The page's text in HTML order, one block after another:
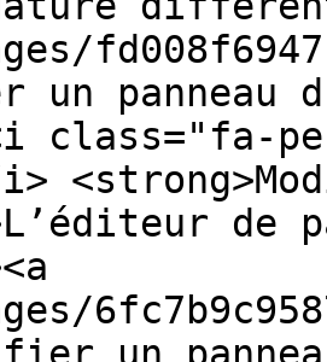
un
class="fa-
de